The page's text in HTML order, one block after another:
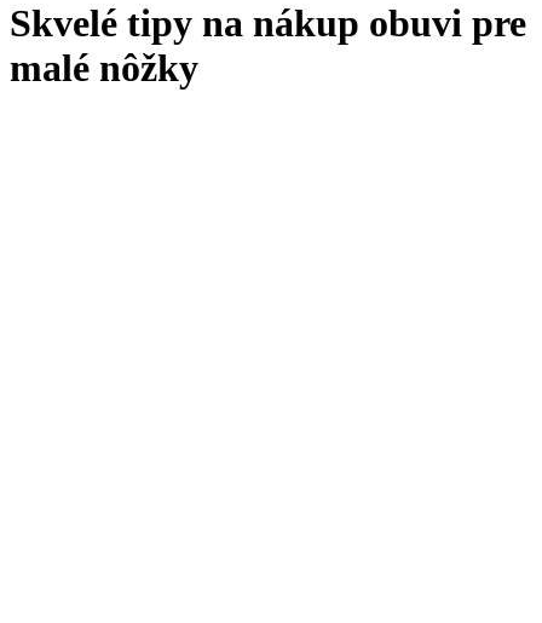
Skvelé tipy na nákup obuvi pre
malé nôžky